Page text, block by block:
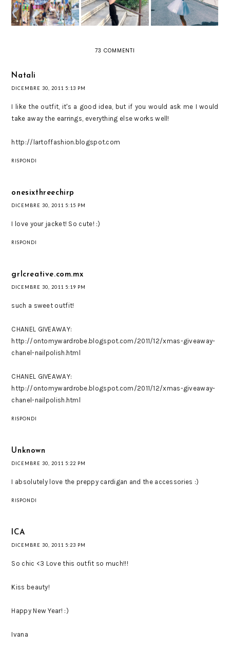
QUESTO CULT
MODERNE
73 COMMENTI
Natali
DICEMBRE 30, 2011 5:13 PM
I like the outfit, it's a good idea, but if you would ask me I would
take away the earrings, everything else works well!
http://lartoffashion.blogspot.com
RISPONDI
onesixthreechirp
DICEMBRE 30, 2011 5:15 PM
I love your jacket! So cute! :)
RISPONDI
grlcreative.com.mx
DICEMBRE 30, 2011 5:19 PM
such a sweet outfit!
CHANEL GIVEAWAY:
http://ontomywardrobe.blogspot.com/2011/12/xmas-giveaway-
chanel-nailpolish.html
CHANEL GIVEAWAY:
http://ontomywardrobe.blogspot.com/2011/12/xmas-giveaway-
chanel-nailpolish.html
RISPONDI
Unknown
DICEMBRE 30, 2011 5:22 PM
I absolutely love the preppy cardigan and the accessories :)
RISPONDI
ICA
DICEMBRE 30, 2011 5:23 PM
So chic <3 Love this outfit so much!!!
Kiss beauty!
Happy New Year! :)
Ivana